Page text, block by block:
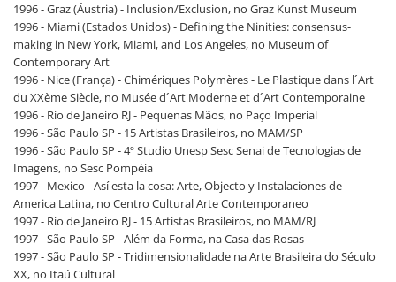
1996 - Graz (Áustria) - Inclusion/Exclusion, no Graz Kunst Museum
1996 - Miami (Estados Unidos) - Defining the Ninities: consensus-
making in New York, Miami, and Los Angeles, no Museum of
Contemporary Art
1996 - Nice (França) - Chimériques Polymères - Le Plastique dans l´Art
du XXème Siècle, no Musée d´Art Moderne et d´Art Contemporaine
1996 - Rio de Janeiro RJ - Pequenas Mãos, no Paço Imperial
1996 - São Paulo SP - 15 Artistas Brasileiros, no MAM/SP
1996 - São Paulo SP - 4º Studio Unesp Sesc Senai de Tecnologias de
Imagens, no Sesc Pompéia
1997 - Mexico - Así esta la cosa: Arte, Objecto y Instalaciones de
America Latina, no Centro Cultural Arte Contemporaneo
1997 - Rio de Janeiro RJ - 15 Artistas Brasileiros, no MAM/RJ
1997 - São Paulo SP - Além da Forma, na Casa das Rosas
1997 - São Paulo SP - Tridimensionalidade na Arte Brasileira do Século
XX, no Itaú Cultural